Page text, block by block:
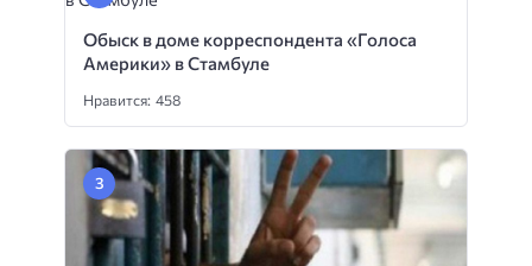
Обыск в доме корреспондента «Голоса
Америки» в Стамбуле
Нравится: 458